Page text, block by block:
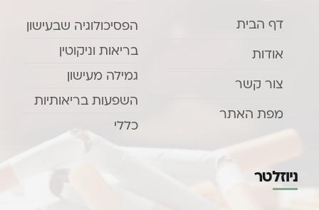
דף הבית
אודות
צור קשר
מפת האתר
הפסיכולוגיה שבעישון
בריאות וניקוטין
גמילה מעישון
השפעות בריאותיות
כללי
ניוזלטר